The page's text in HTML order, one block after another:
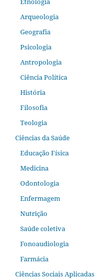
Arqueologia
Geografia
Psicologia
Antropologia
Ciência Política
História
Filosofia
Teologia
Ciências da Saúde
Educação Física
Medicina
Odontologia
Enfermagem
Nutrição
Saúde coletiva
Fonoaudiologia
Farmácia
Ciências Sociais Aplicadas